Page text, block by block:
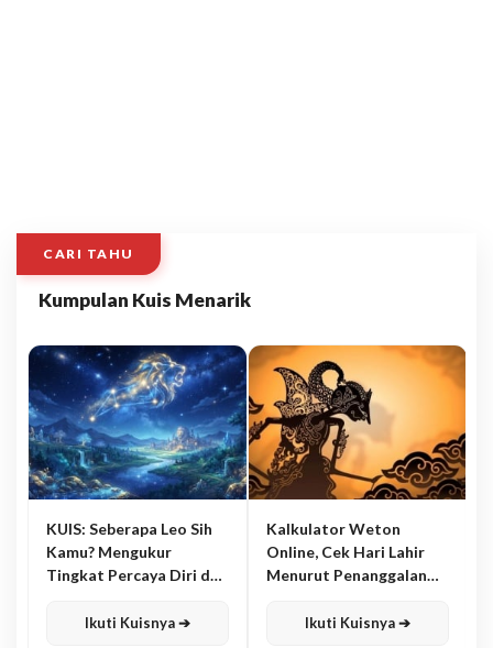
CARI TAHU
Kumpulan Kuis Menarik
KUIS: Seberapa Leo Sih
Kamu? Mengukur
Tingkat Percaya Diri dan
Ikuti Kuisnya ➔
Kalkulator Weton
Online, Cek Hari Lahir
Menurut Penanggalan
Ikuti Kuisnya ➔